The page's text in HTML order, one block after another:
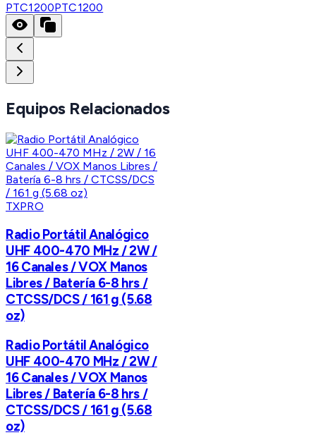
PTC1200PTC1200
Equipos Relacionados
TXPRO
Radio Portátil Analógico
UHF 400-470 MHz / 2W /
16 Canales / VOX Manos
Libres / Batería 6-8 hrs /
CTCSS/DCS / 161 g (5.68
oz)
Radio Portátil Analógico
UHF 400-470 MHz / 2W /
16 Canales / VOX Manos
Libres / Batería 6-8 hrs /
CTCSS/DCS / 161 g (5.68
oz)